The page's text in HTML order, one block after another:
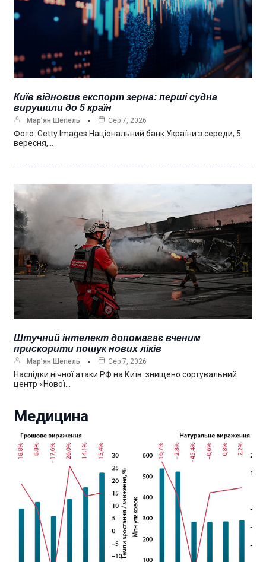
Київ відновив експорт зерна: перші судна
вирушили до 5 країн
Мар’ян Шепель Сер 7, 2026
Фото: Getty Images Національний банк України з середи, 5
вересня,…
Штучний інтелект допомагає вченим
прискорити пошук нових ліків
Мар’ян Шепель Сер 7, 2026
Наслідки нічної атаки РФ на Київ: знищено сортувальний
центр «Нової…
Медицина